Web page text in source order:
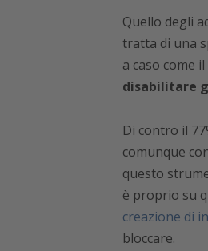
Quello degli
tratta di una
a caso come
disabilitare
Di contro il
comunque
questo
è proprio su
creazione di
bloccare.